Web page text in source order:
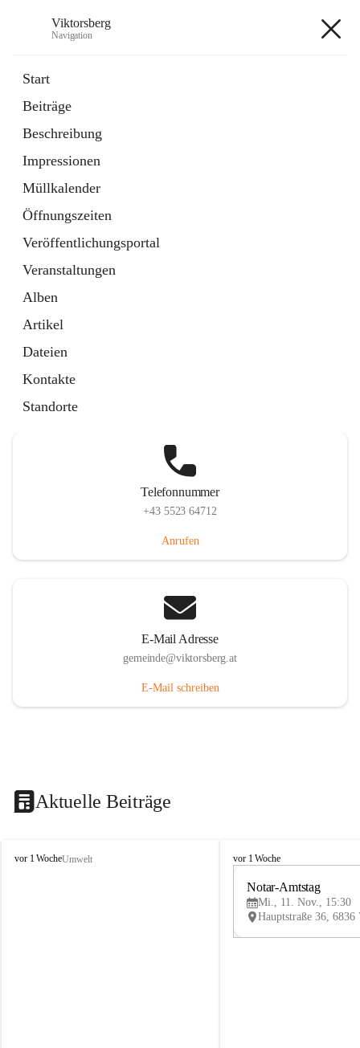
Viktorsberg
Navigation
Start
Beiträge
Beschreibung
Impressionen
Müllkalender
Öffnungszeiten
Veröffentlichungsportal
Veranstaltungen
Alben
Artikel
Dateien
Kontakte
Standorte
1 Schnellzugriff
Bürgerservice
10 Schnellzugriffe
Telefonnummer
+43 5523 64712
Anrufen
E-Mail Adresse
gemeinde@viktorsberg.at
E-Mail schreiben
Aktuelle Beiträge
V
vor 1 WocheUmwelt
V
vor 1 Woche
Notar-Amtstag
Mi., 11. Nov., 15:30